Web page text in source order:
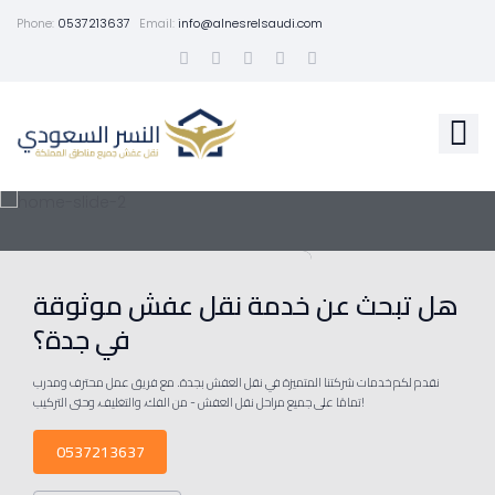
Phone: 0537213637 Email:info@alnesrelsaudi.com
هل تبحث عن خدمة نقل عفش موثوقة
في جدة؟
نقدم لكم خدمات شركتنا المتميزة في نقل العفش بجدة. مع فريق عمل محترف ومدرب
تمامًا على جميع مراحل نقل العفش - من الفك، والتغليف، وحتى التركيب!
0537213637